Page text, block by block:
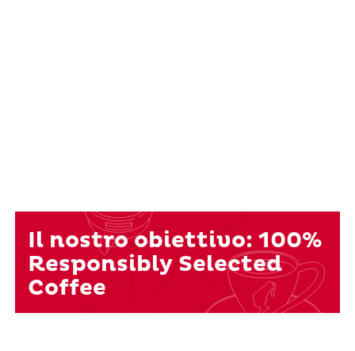
Il nostro obiettivo: 100%
Responsibly Selected
Coffee